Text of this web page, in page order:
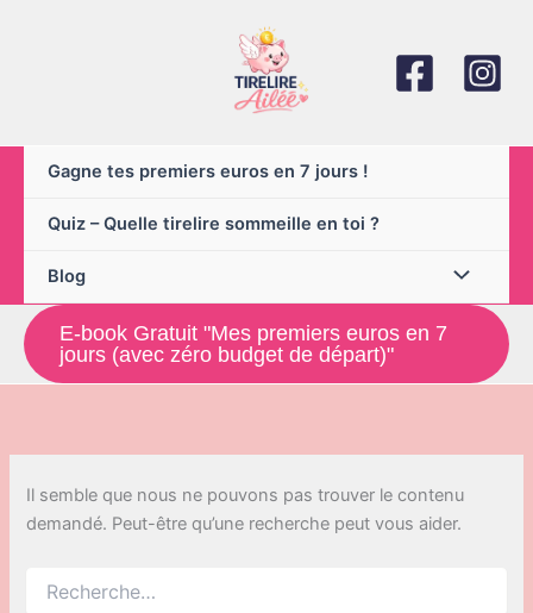
Gagne tes premiers euros en 7 jours !
Quiz – Quelle tirelire sommeille en toi ?
Blog
E-book Gratuit "Mes premiers euros en 7
jours (avec zéro budget de départ)"
Il semble que nous ne pouvons pas trouver le contenu
demandé. Peut-être qu’une recherche peut vous aider.